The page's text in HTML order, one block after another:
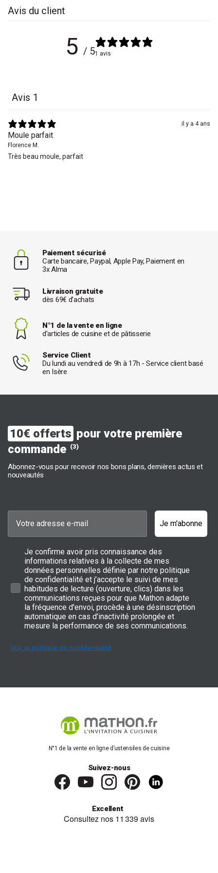
Avis du client
5 / 51 avis
Avis 1
il y a 4 ans
Moule parfait
Florence M.
Très beau moule, parfait
Paiement sécurisé
Carte bancaire, Paypal, Apple Pay, Paiement en
3x Alma
Livraison gratuite
dès 69€ d’achats
N°1 de la vente en ligne
d'articles de cuisine et de pâtisserie
Service Client
Du lundi au vendredi de 9h à 17h - Service client basé
en Isère
10€ offerts pour votre première
commande (3)
Abonnez-vous pour recevoir nos bons plans, dernières actus et
nouveautés
Je m'abonne
Je confirme avoir pris connaissance des
informations relatives à la collecte de mes
données personnelles définie par notre politique
de confidentialité et j’accepte le suivi de mes
habitudes de lecture (ouverture, clics) dans les
communications reçues pour que Mathon adapte
la fréquence d'envoi, procède à une désinscription
automatique en cas d'inactivité prolongée et
mesure la performance de ses communications.
Voir la politique de confidentialité
N°1 de la vente en ligne d’ustensiles de cuisine
Suivez-nous
Excellent